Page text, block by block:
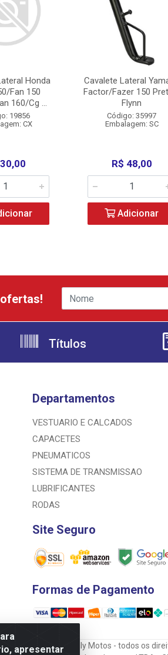
Honda
Fan 150
160/Cg ...
19856
CX
Cavalete Lateral
Factor/Fazer 150
Flynn
Código: 35997
Embalagem: SC
R$ 48,00
Adicionar
apresentar
Títulos
Departamentos
VESTUARIO E CALCADOS
CAPACETES
PNEUMATICOS
SISTEMA DE TRANSMISSAO
LUBRIFICANTES
RODAS
Site Seguro
Formas de Pagamento
© 2023 Rally Motos - todos os